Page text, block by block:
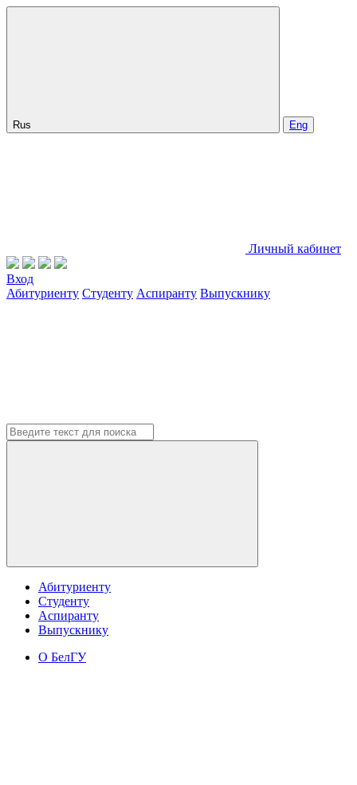
Rus Eng
Личный кабинет
Вход
Абитуриенту Студенту Аспиранту Выпускнику
Абитуриенту
Студенту
Аспиранту
Выпускнику
О БелГУ